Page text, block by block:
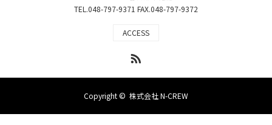
TEL.048-797-9371 FAX.048-797-9372
ACCESS
Copyright © 株式会社 N-CREW